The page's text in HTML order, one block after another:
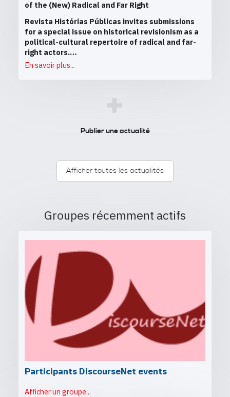
of the (New) Radical and Far Right
Revista Histórias Públicas invites submissions
for a special issue on historical revisionism as a
political-cultural repertoire of radical and far-
right actors.…
En savoir plus...
+
Publier une actualité
Afficher toutes les actualités
Groupes récemment actifs
Participants DiscourseNet events
Afficher un groupe...